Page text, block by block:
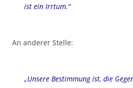
ist ein Irrtum.“
An anderer Stelle:
„Unsere Bestimmung ist, die